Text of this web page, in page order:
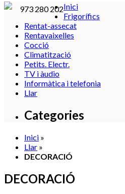
973 280 202Inici
Frigorífics
Rentat-assecat
Rentavaixelles
Cocció
Climatització
Petits. Electr.
TV i àudio
Informàtica i telefonia
Llar
Categories
Inici »
Llar »
DECORACIÓ
DECORACIÓ